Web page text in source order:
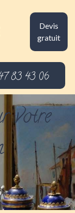
Devis
gratuit
83 43 06
votre